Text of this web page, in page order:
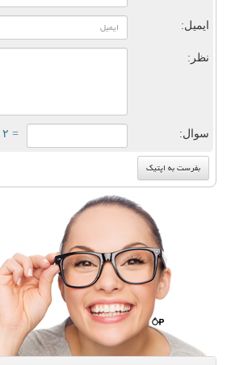
ایمیل:
نظر:
سوال: = ۲ بعلاوه ۳